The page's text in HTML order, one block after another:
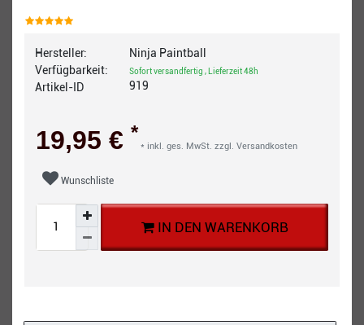
Hersteller:
Verfügbarkeit:
Artikel-ID
Ninja Paintball
Sofort versandfertig , Lieferzeit 48h
919
19,95 € *
* inkl. ges. MwSt. zzgl. Versandkosten
Wunschliste
IN DEN WARENKORB